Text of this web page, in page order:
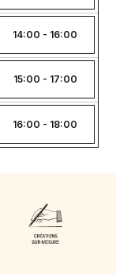
14:00 - 16:00
15:00 - 17:00
16:00 - 18:00